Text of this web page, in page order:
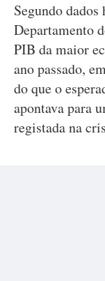
Segundo
Departamento
PIB da maior
ano passado,
do que o
apontava para
registada na